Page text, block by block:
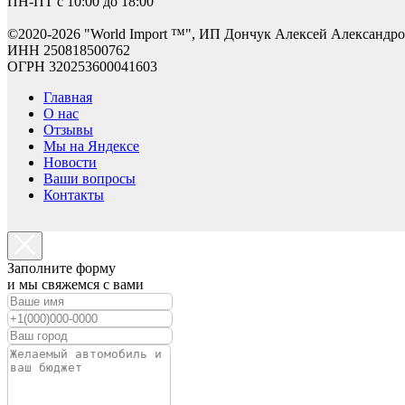
©2020-2026 "World Import ™", ИП Дончук Алексей
ИНН 250818500762
ОГРН 320253600041603
Главная
О нас
Отзывы
Мы на Яндексе
Новости
Ваши вопросы
Контакты
Заполните форму
и мы свяжемся с вами